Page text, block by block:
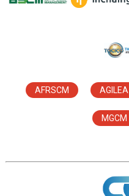
AFRSCM AGILEA
MGCM